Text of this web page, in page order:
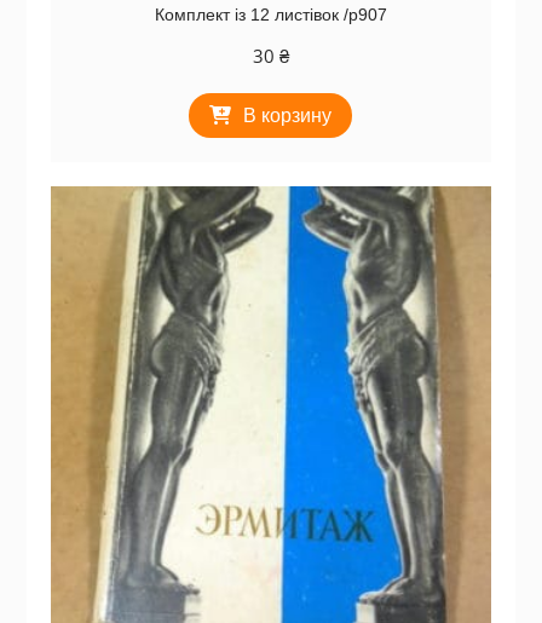
Комплект із 12 листівок /р907
30 ₴
В корзину